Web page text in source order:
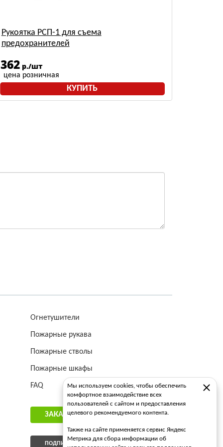
Рукоятка РСП-1 для съема
предохранителей
362 р./шт
цена розничная
КУПИТЬ
Огнетушители
Пожарные рукава
Пожарные стволы
Пожарные шкафы
FAQ
ЗАКАЗАТЬ ЗВОНОК
ПОДПИСАТЬСЯ НА РАССЫЛКУ
Мы используем cookies, чтобы обеспечить
комфортное взаимодействие всех
пользователей с сайтом и предоставления
целевого рекомендуемого контента.
Также на сайте применяется сервис Яндекс
Метрика для сбора информации об